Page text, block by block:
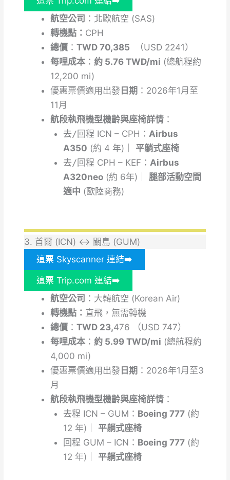
航空公司 ：北歐航空 (SAS)
轉機點： CPH
總價： TWD 70,385 （USD 2241）
每哩成本： 約 5.76 TWD/mi (總航程約
12,200 mi)
優惠票價適用出發 日期 ：2026年1月至
11月
航段執飛機型機齡與座椅詳情：
去/回程 ICN – CPH：Airbus
A350 (約 4 年)｜ 平躺式座椅
去/回程 CPH – KEF：Airbus
A320neo (約 6年)｜腿部活動空間
適中 (歐陸商務)
3. 首爾 (ICN) ↔ 關島 (GUM)
這票 Skyscanner 連結➡️
這票 Trip.com 連結➡️
航空公司 ：大韓航空 (Korean Air)
轉機點： 直飛，無需轉機
總價： TWD 23,476 （USD 747）
每哩成本： 約 5.99 TWD/mi (總航程約
4,000 mi)
優惠票價適用出發 日期 ：2026年1月至3
月
航段執飛機型機齡與座椅詳情：
去程 ICN – GUM： Boeing 777 (約
12 年)｜ 平躺式座椅
回程 GUM – ICN： Boeing 777 (約
12 年)｜ 平躺式座椅